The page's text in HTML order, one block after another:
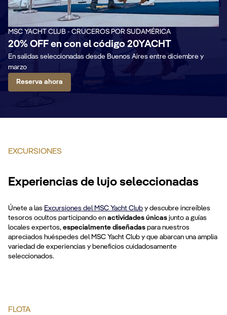
MSC YACHT CLUB - CRUCEROS POR SUDAMÉRICA
20% OFF en con el código 20YACHT
En salidas seleccionadas desde Buenos Aires entre diciembre y
marzo
Reserva ahora
EXCURSIONES
Experiencias de lujo seleccionadas
Únete a las Excursiones del MSC Yacht Club y descubre increíbles
tesoros ocultos participando en actividades únicas junto a guías
locales expertos, especialmente diseñadas para nuestros
apreciados huéspedes del MSC Yacht Club y que abarcan una amplia
variedad de experiencias y beneficios cuidadosamente
seleccionados.
FLOTA